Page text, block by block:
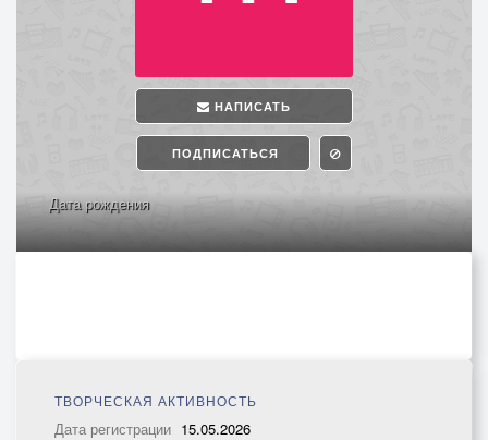
НАПИСАТЬ
ПОДПИСАТЬСЯ
Дата рождения
ТВОРЧЕСКАЯ АКТИВНОСТЬ
Дата регистрации 15.05.2026